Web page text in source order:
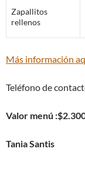
Zapallitos
rellenos
Más información
Teléfono de
Valor menú
Tania Santis